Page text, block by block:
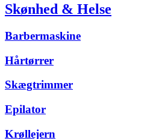
Skønhed & Helse
Barbermaskine
Hårtørrer
Skægtrimmer
Epilator
Krøllejern